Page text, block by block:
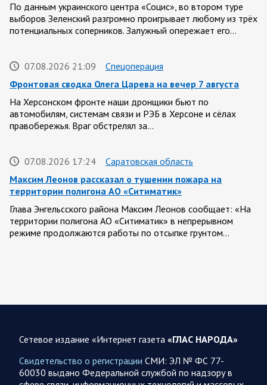
По данным украинского центра «Социс», во втором туре
выборов Зеленский разгромно проигрывает любому из трёх
потенциальных соперников. Залужный опережает его…
07.08.2026 21:09
Спецоперация
Фронтовая сводка Олега Царева на вечер 7 августа
На Херсонском фронте наши дронщики бьют по
автомобилям, системам связи и РЭБ в Херсоне и сёлах
правобережья. Враг обстрелял за…
07.08.2026 17:24
Саратовская область
Максим Леонов рассказал о тушении пожара на
территории полигона АО «Ситиматик»
Глава Энгельсского района Максим Леонов сообщает: «На
территории полигона АО «Ситиматик» в непрерывном
режиме продолжаются работы по отсыпке грунтом…
представители группировок «Север», «Запад», «Центр»,
Сетевое издание «Интернет газета «ГЛАС НАРОДА»
Свидетельство о регистрации СМИ: ЭЛ № ФС 77-
60030 выдано Федеральной службой по надзору в